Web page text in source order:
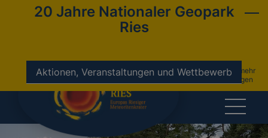
20 Jahre Nationaler Geopark
Ries
Aktionen, Veranstaltungen und Wettbewerbnicht mehr
anzeigen